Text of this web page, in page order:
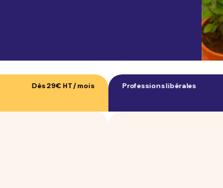
Dès29€ HT / mois Professions libérales